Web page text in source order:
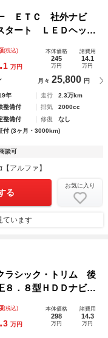
ＥＴＣ 社外ナビ
タート ＬＥＤヘッド
サポート ソナー ク
ートエアコン Ｗシー
(税込)
1 万円
本体価格
245
万円
諸費用
14.1
万円
月々 25,800 円
年 走行
2.3万km
整備付 排気
2000cc
整備付 修復
なし
付 (3ヶ月・3000km)
談可
アルファ】
る
お気に入り
ています
シック・トリム 後
８．８型ＨＤＤナビ・
ソナー・ＥＴＣ・ス
トライト・ハーフレザ
(税込)
3 万円
本体価格
298
万円
諸費用
14.3
万円